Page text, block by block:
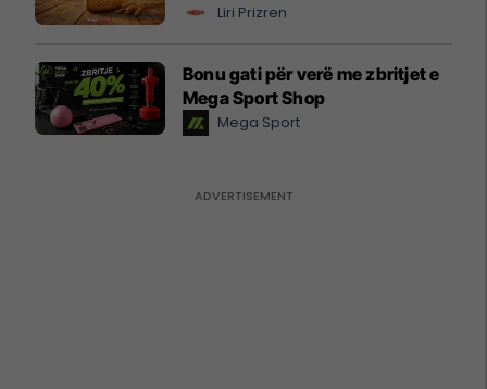
Liri Prizren
Bonu gati për verë me zbritjet e
Mega Sport Shop
Mega Sport